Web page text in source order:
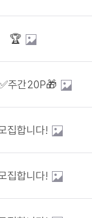
🏆
주간20P🎁
집합니다!
집합니다!